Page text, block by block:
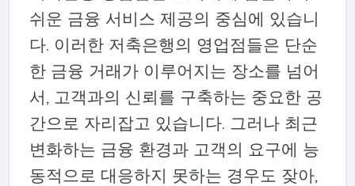
쉬운 금융 서비스 제공의 중심에 있습니
다. 이러한 저축은행의 영업점들은 단순
한 금융 거래가 이루어지는 장소를 넘어
서, 고객과의 신뢰를 구축하는 중요한 공
간으로 자리잡고 있습니다. 그러나 최근
변화하는 금융 환경과 고객의 요구에 능
동적으로 대응하지 못하는 경우도 잦아,